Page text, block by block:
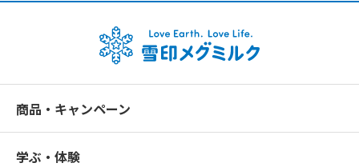
商品・キャンペーン
学ぶ・体験